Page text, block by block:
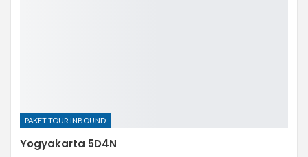
PAKET TOUR INBOUND
Yogyakarta 5D4N